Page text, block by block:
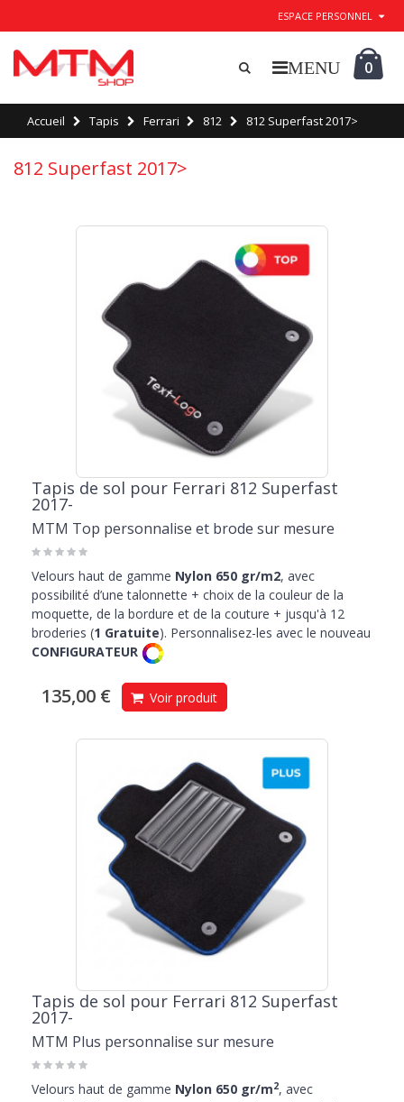
ESPACE PERSONNEL
0
Accueil Tapis Ferrari 812 812 Superfast 2017>
812 Superfast 2017>
Tapis de sol pour Ferrari 812 Superfast
2017-
MTM Top personnalise et brode sur mesure
Velours haut de gamme Nylon 650 gr/m2, avec
possibilité d’une talonnette + choix de la couleur de la
moquette, de la bordure et de la couture + jusqu'à 12
broderies (1 Gratuite). Personnalisez-les avec le nouveau
CONFIGURATEUR
135,00 € Voir produit
Tapis de sol pour Ferrari 812 Superfast
2017-
MTM Plus personnalise sur mesure
Velours haut de gamme Nylon 650 gr/m2, avec